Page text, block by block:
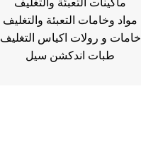
ماكينات التعبئة والتغليف
مواد وخامات التعبئة والتغليف
خامات و رولات اكياس التغليف
طبات اندكشن سيل